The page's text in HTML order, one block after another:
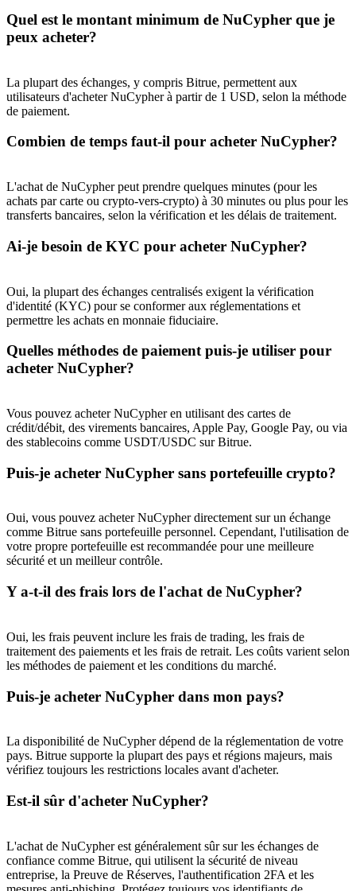
Deposit CASHCAT & Win
Deposit CASHCAT & Win
Share 500000 CASHCAT prize pool
Exclusive for BitMart Users
Trade Gold & Silver · 33,333 USDT Bonus
USDT Flexible Staking | Daily Rewards
New Listing Futures Fest
Crypto World Cup 2026: Grand Finale
Plus d'événements
Quel est le montant minimum de NuCypher que je
peux acheter?
La plupart des échanges, y compris Bitrue, permettent aux
utilisateurs d'acheter NuCypher à partir de 1 USD, selon la méthode
de paiement.
Combien de temps faut-il pour acheter NuCypher?
L'achat de NuCypher peut prendre quelques minutes (pour les
achats par carte ou crypto-vers-crypto) à 30 minutes ou plus pour les
transferts bancaires, selon la vérification et les délais de traitement.
Ai-je besoin de KYC pour acheter NuCypher?
Oui, la plupart des échanges centralisés exigent la vérification
d'identité (KYC) pour se conformer aux réglementations et
permettre les achats en monnaie fiduciaire.
Quelles méthodes de paiement puis-je utiliser pour
acheter NuCypher?
Vous pouvez acheter NuCypher en utilisant des cartes de
crédit/débit, des virements bancaires, Apple Pay, Google Pay, ou via
des stablecoins comme USDT/USDC sur Bitrue.
Puis-je acheter NuCypher sans portefeuille crypto?
Oui, vous pouvez acheter NuCypher directement sur un échange
comme Bitrue sans portefeuille personnel. Cependant, l'utilisation de
votre propre portefeuille est recommandée pour une meilleure
sécurité et un meilleur contrôle.
Y a-t-il des frais lors de l'achat de NuCypher?
Oui, les frais peuvent inclure les frais de trading, les frais de
traitement des paiements et les frais de retrait. Les coûts varient selon
les méthodes de paiement et les conditions du marché.
Puis-je acheter NuCypher dans mon pays?
La disponibilité de NuCypher dépend de la réglementation de votre
pays. Bitrue supporte la plupart des pays et régions majeurs, mais
vérifiez toujours les restrictions locales avant d'acheter.
Est-il sûr d'acheter NuCypher?
L'achat de NuCypher est généralement sûr sur les échanges de
confiance comme Bitrue, qui utilisent la sécurité de niveau
entreprise, la Preuve de Réserves, l'authentification 2FA et les